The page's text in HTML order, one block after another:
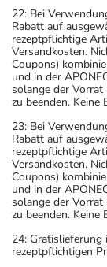
22: Bei
Rabatt auf
rezeptpflichtige
Versandkosten.
Coupons)
und in der
solange der
zu beenden. Keine
23: Bei
Rabatt auf
rezeptpflichtige
Versandkosten.
Coupons)
und in der
solange der
zu beenden. Keine
24:
rezeptpflichtigen